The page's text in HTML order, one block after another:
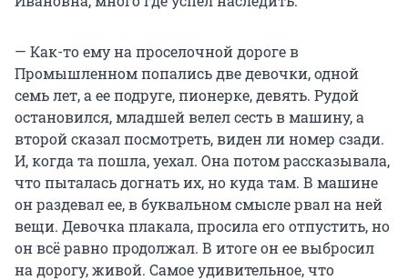
— Как-то ему на проселочной дороге в
Промышленном попались две девочки, одной
семь лет, а ее подруге, пионерке, девять. Рудой
остановился, младшей велел сесть в машину, а
второй сказал посмотреть, виден ли номер сзади.
И, когда та пошла, уехал. Она потом рассказывала,
что пыталась догнать их, но куда там. В машине
он раздевал ее, в буквальном смысле рвал на ней
вещи. Девочка плакала, просила его отпустить, но
он всё равно продолжал. В итоге он ее выбросил
на дорогу, живой. Самое удивительное, что